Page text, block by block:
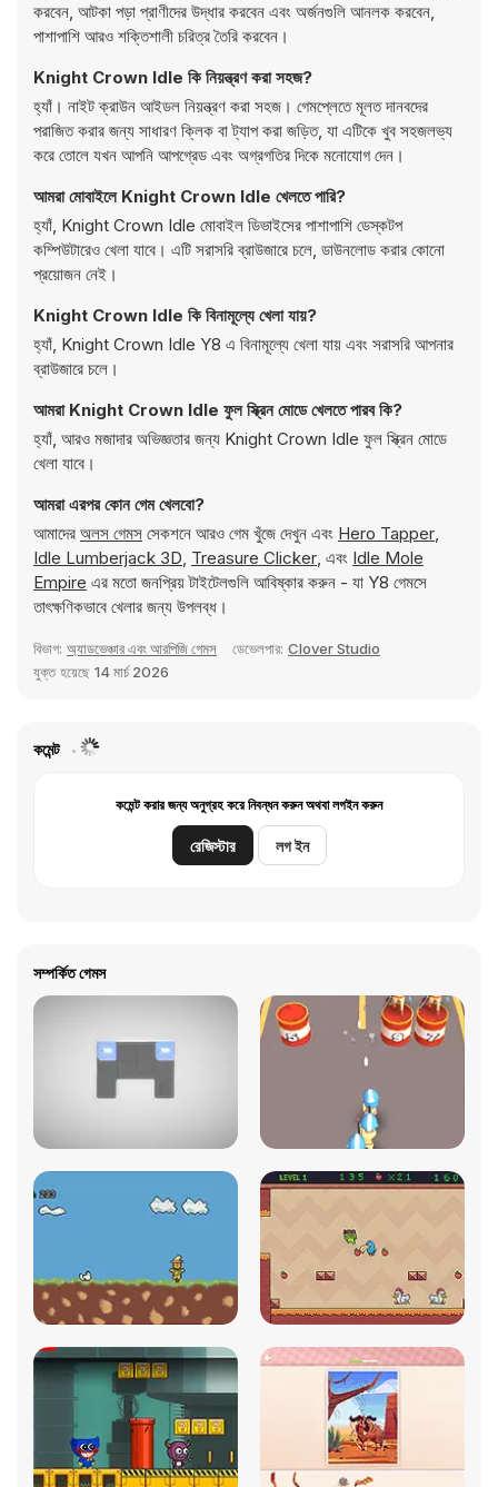
করবেন, আটকা পড়া প্রাণীদের উদ্ধার করবেন এবং অর্জনগুলি আনলক করবেন,
পাশাপাশি আরও শক্তিশালী চরিত্র তৈরি করবেন।
Knight Crown Idle কি নিয়ন্ত্রণ করা সহজ?
হ্যাঁ। নাইট ক্রাউন আইডল নিয়ন্ত্রণ করা সহজ। গেমপ্লেতে মূলত দানবদের
পরাজিত করার জন্য সাধারণ ক্লিক বা ট্যাপ করা জড়িত, যা এটিকে খুব সহজলভ্য
করে তোলে যখন আপনি আপগ্রেড এবং অগ্রগতির দিকে মনোযোগ দেন।
আমরা মোবাইলে Knight Crown Idle খেলতে পারি?
হ্যাঁ, Knight Crown Idle মোবাইল ডিভাইসের পাশাপাশি ডেস্কটপ
কম্পিউটারেও খেলা যাবে। এটি সরাসরি ব্রাউজারে চলে, ডাউনলোড করার কোনো
প্রয়োজন নেই।
Knight Crown Idle কি বিনামূল্যে খেলা যায়?
হ্যাঁ, Knight Crown Idle Y8 এ বিনামূল্যে খেলা যায় এবং সরাসরি আপনার
ব্রাউজারে চলে।
আমরা Knight Crown Idle ফুল স্ক্রিন মোডে খেলতে পারব কি?
হ্যাঁ, আরও মজাদার অভিজ্ঞতার জন্য Knight Crown Idle ফুল স্ক্রিন মোডে
খেলা যাবে।
আমরা এরপর কোন গেম খেলবো?
আমাদের অলস গেমস সেকশনে আরও গেম খুঁজে দেখুন এবং Hero Tapper,
Idle Lumberjack 3D, Treasure Clicker, এবং Idle Mole
Empire এর মতো জনপ্রিয় টাইটেলগুলি আবিষ্কার করুন - যা Y8 গেমসে
তাৎক্ষণিকভাবে খেলার জন্য উপলব্ধ।
বিভাগ: অ্যাডভেঞ্চার এবং আরপিজি গেমস ডেভেলপার: Clover Studio
যুক্ত হয়েছে 14 মার্চ 2026
কমেন্ট
কমেন্ট করার জন্য অনুগ্রহ করে নিবন্ধন করুন অথবা লগইন করুন
রেজিস্টার লগ ইন
সম্পর্কিত গেমস